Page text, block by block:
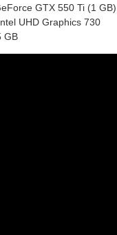
GTX 550 Ti (1
UHD Graphics 730
GB